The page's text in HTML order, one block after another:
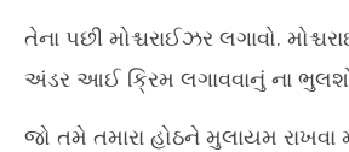
તેના પછી મોશ્ચરાઈઝર લગાવો.
અંડર આઈ ક્રિમ લગાવવાનું ના
જો તમે તમારા હોઠને મુલાયમ રાખવા